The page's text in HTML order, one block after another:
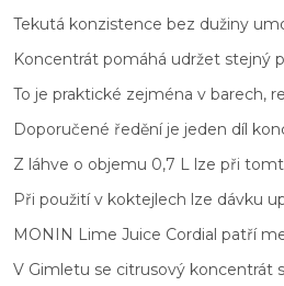
Tekutá konzistence bez dužiny
Koncentrát pomáhá udržet stejný
To je praktické zejména v barech,
Doporučené ředění je jeden díl
Z láhve o objemu 0,7 L lze při
Při použití v koktejlech lze dávku
MONIN Lime Juice Cordial patří
V Gimletu se citrusový koncentrát